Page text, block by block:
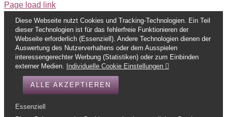
Page load link
Diese Webseite nutzt Cookies und Tracking-Technologien. Ein Teil
dieser Technologien ist für das fehlerfreie Funktionieren der
Webseite erforderlich (Essenziell). Andere Technologien dienen der
Auswertung des Nutzerverhaltens oder dem Ausspielen
interessengerechter Werbung (Statistiken) oder zum Einbinden
externer Medien.
Individuelle Cookie Einstellungen
ALLE AKZEPTIEREN
Essenziell